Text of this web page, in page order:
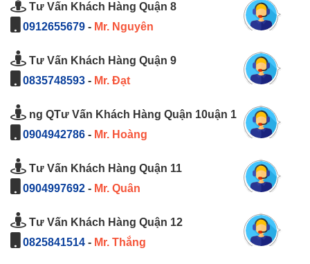
Tư Vấn Khách Hàng Quận 8
0912655679 - Mr. Nguyên
Tư Vấn Khách Hàng Quận 9
0835748593 - Mr. Đạt
ng QTư Vấn Khách Hàng Quận 10uận 1
0904942786 - Mr. Hoàng
Tư Vấn Khách Hàng Quận 11
0904997692 - Mr. Quân
Tư Vấn Khách Hàng Quận 12
0825841514 - Mr. Thắng